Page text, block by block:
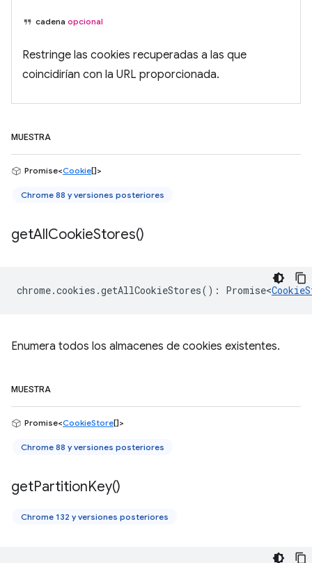
cadena opcional
Restringe las cookies recuperadas a las que
coincidirían con la URL proporcionada.
MUESTRA
Promise<Cookie[]>
Chrome 88 y versiones posteriores
getAllCookieStores()
chrome.cookies .getAllCookieStores() : Promise<
Enumera todos los almacenes de cookies existentes.
MUESTRA
Promise<CookieStore[]>
Chrome 88 y versiones posteriores
getPartitionKey()
Chrome 132 y versiones posteriores